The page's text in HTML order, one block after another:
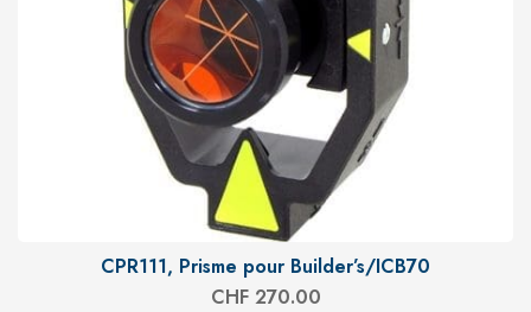
CPR111, Prisme pour Builder’s/ICB70
CHF270.00